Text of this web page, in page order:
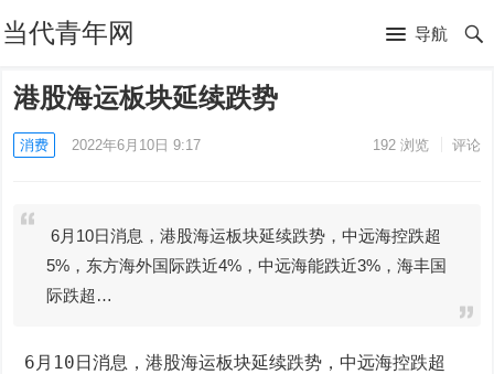
当代青年网 导航
港股海运板块延续跌势
消费 2022年6月10日 9:17 192浏览 评论
6月10日消息，港股海运板块延续跌势，中远海控跌超
5%，东方海外国际跌近4%，中远海能跌近3%，海丰国
际跌超…
6月10日消息，港股海运板块延续跌势，中远海控跌超